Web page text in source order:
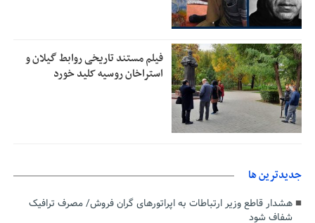
فیلم مستند تاریخی روابط گیلان و
استراخان روسیه کلید خورد
جديدترين ها
هشدار قاطع وزیر ارتباطات به اپراتورهای گران فروش/ مصرف ترافیک
شفاف شود